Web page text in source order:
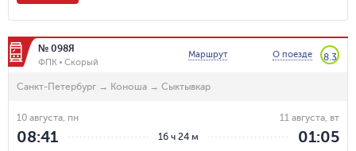
№ 098Я
ФПК Скорый
Маршрут О поезде 8.3
Санкт-Петербург → Коноша → Сыктывкар
16 ч 24 м
10 августа, пн
08:41
11 августа, вт
01:05